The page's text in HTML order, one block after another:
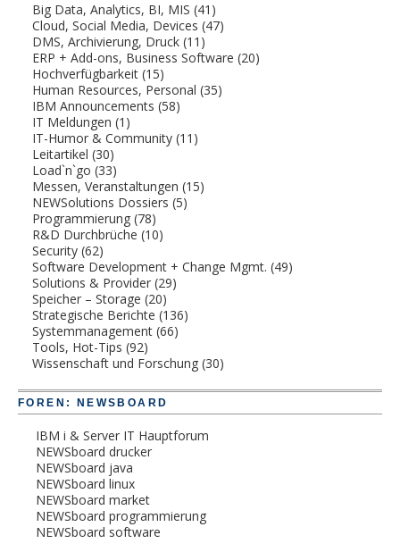
Big Data, Analytics, BI, MIS (41)
Cloud, Social Media, Devices (47)
DMS, Archivierung, Druck (11)
ERP + Add-ons, Business Software (20)
Hochverfügbarkeit (15)
Human Resources, Personal (35)
IBM Announcements (58)
IT Meldungen (1)
IT-Humor & Community (11)
Leitartikel (30)
Load`n`go (33)
Messen, Veranstaltungen (15)
NEWSolutions Dossiers (5)
Programmierung (78)
R&D Durchbrüche (10)
Security (62)
Software Development + Change Mgmt. (49)
Solutions & Provider (29)
Speicher – Storage (20)
Strategische Berichte (136)
Systemmanagement (66)
Tools, Hot-Tips (92)
Wissenschaft und Forschung (30)
FOREN: NEWSBOARD
IBM i & Server IT Hauptforum
NEWSboard drucker
NEWSboard java
NEWSboard linux
NEWSboard market
NEWSboard programmierung
NEWSboard software